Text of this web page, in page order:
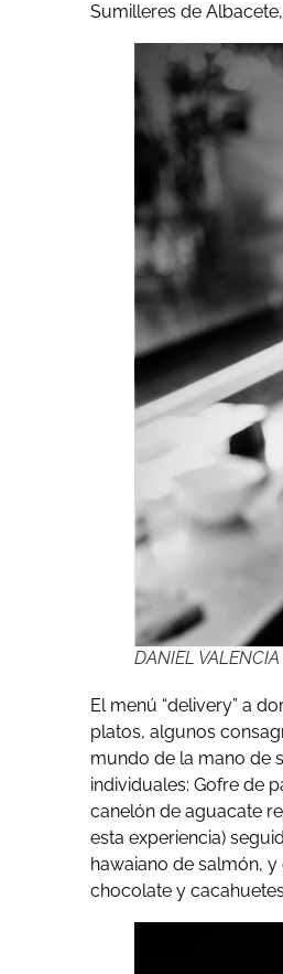
Sumilleres de
DANIEL
El menú “delivery” a
platos, algunos
mundo de la mano de
individuales: Gofre de
canelón de aguacate
esta experiencia)
hawaiano de salmón,
chocolate y